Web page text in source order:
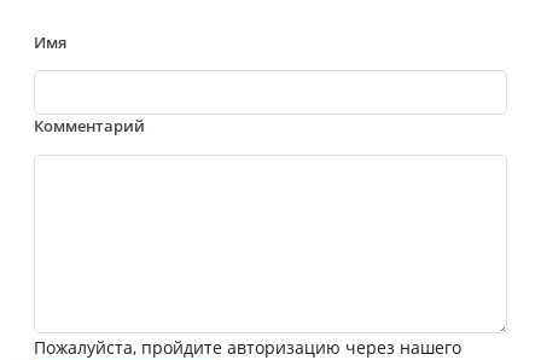
Имя
Комментарий
Пожалуйста, пройдите авторизацию через нашего